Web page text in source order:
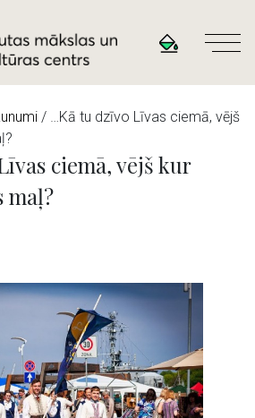
/ …Kā tu dzīvo Līvas ciemā, vējš
ciemā, vējš kur
maļ?